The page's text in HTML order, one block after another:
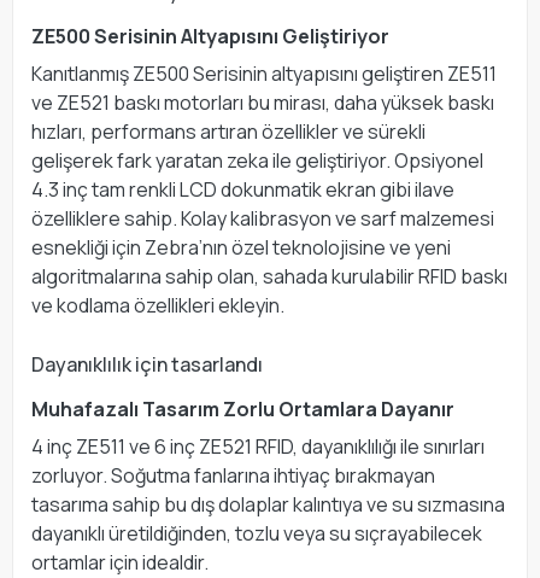
ZE500 Serisinin Altyapısını Geliştiriyor
Kanıtlanmış ZE500 Serisinin altyapısını geliştiren ZE511
ve ZE521 baskı motorları bu mirası, daha yüksek baskı
hızları, performans artıran özellikler ve sürekli
gelişerek fark yaratan zeka ile geliştiriyor. Opsiyonel
4.3 inç tam renkli LCD dokunmatik ekran gibi ilave
özelliklere sahip. Kolay kalibrasyon ve sarf malzemesi
esnekliği için Zebra’nın özel teknolojisine ve yeni
algoritmalarına sahip olan, sahada kurulabilir RFID baskı
ve kodlama özellikleri ekleyin.
Dayanıklılık için tasarlandı
Muhafazalı Tasarım Zorlu Ortamlara Dayanır
4 inç ZE511 ve 6 inç ZE521 RFID, dayanıklılığı ile sınırları
zorluyor. Soğutma fanlarına ihtiyaç bırakmayan
tasarıma sahip bu dış dolaplar kalıntıya ve su sızmasına
dayanıklı üretildiğinden, tozlu veya su sıçrayabilecek
ortamlar için idealdir.